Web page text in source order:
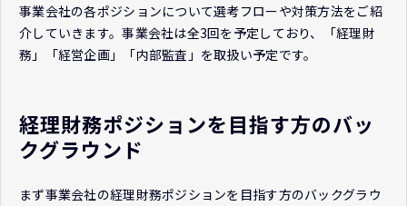
事業会社の各ポジションについて選考フローや対策方法をご紹
介していきます。事業会社は全3回を予定しており、「経理財
務」「経営企画」「内部監査」を取扱い予定です。
経理財務ポジションを目指す方のバッ
クグラウンド
まず事業会社の経理財務ポジションを目指す方のバックグラウ